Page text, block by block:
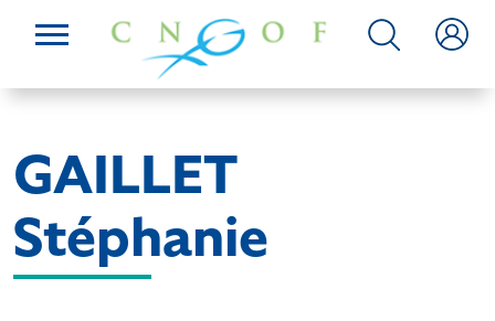
GAILLET
Stéphanie